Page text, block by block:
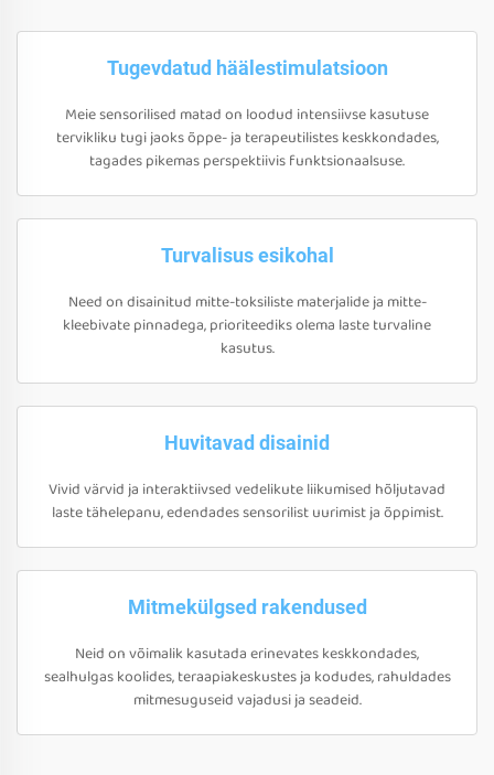
Tugevdatud häälestimulatsioon
Meie sensorilised matad on loodud intensiivse kasutuse
tervikliku tugi jaoks õppe- ja terapeutilistes keskkondades,
tagades pikemas perspektiivis funktsionaalsuse.
Turvalisus esikohal
Need on disainitud mitte-toksiliste materjalide ja mitte-
kleebivate pinnadega, prioriteediks olema laste turvaline
kasutus.
Huvitavad disainid
Vivid värvid ja interaktiivsed vedelikute liikumised hõljutavad
laste tähelepanu, edendades sensorilist uurimist ja õppimist.
Mitmekülgsed rakendused
Neid on võimalik kasutada erinevates keskkondades,
sealhulgas koolides, teraapiakeskustes ja kodudes, rahuldades
mitmesuguseid vajadusi ja seadeid.